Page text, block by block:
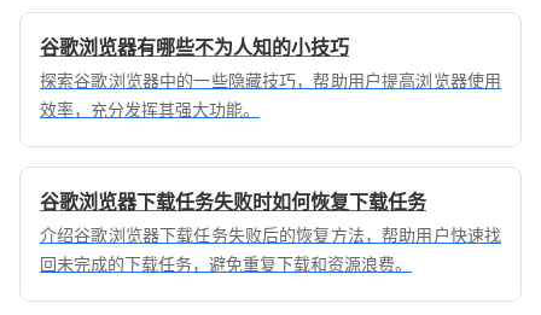
谷歌浏览器有哪些不为人知的小技巧
探索谷歌浏览器中的一些隐藏技巧，帮助用户提高浏览器使用
效率，充分发挥其强大功能。
谷歌浏览器下载任务失败时如何恢复下载任务
介绍谷歌浏览器下载任务失败后的恢复方法，帮助用户快速找
回未完成的下载任务，避免重复下载和资源浪费。